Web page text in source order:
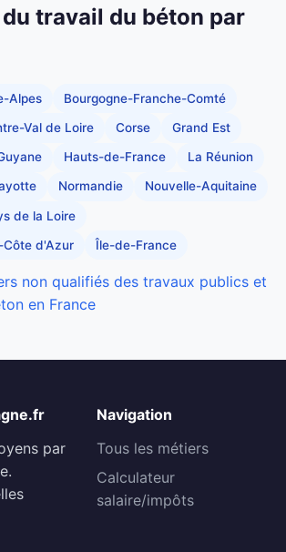
travail du béton par
Alpes Bourgogne-Franche-Comté
Val de Loire Corse Grand Est
Hauts-de-France La Réunion
Normandie Nouvelle-Aquitaine
de la Loire
Côte d'Azur Île-de-France
non qualifiés des travaux publics et
en France
par
Navigation
Tous les métiers
Calculateur
salaire/impôts